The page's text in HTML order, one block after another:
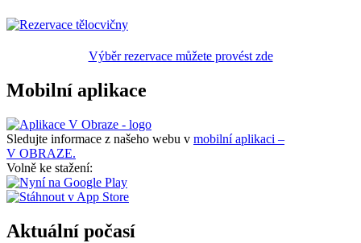
Výběr rezervace můžete provést zde
Mobilní aplikace
Sledujte informace z našeho webu v mobilní aplikaci –
V OBRAZE.
Volně ke stažení:
Aktuální počasí